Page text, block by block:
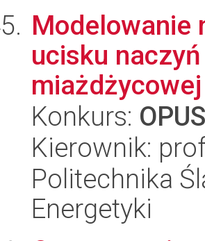
Modelowanie
ucisku
Konkurs:
Kierownik:
Politechnika
Energetyki